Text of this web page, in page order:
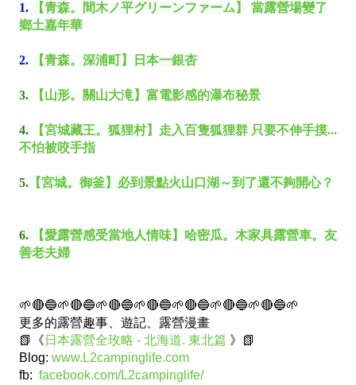
1.
【青森。間木ノ平グリーンファーム】 當露營場變了
鄉土嘉年華
2. 【青森。 深浦町】日本一銀杏
3. 【山形。 關山大滝】富電影感的瀑布秘景
4. 【宮城藏王。 狐狸村】走入百隻狐狸群 只要不伸手摸...
不怕被咬手指
5. 【宮城。御釜】必到景點火山口湖～到了還不夠開心？
6.
【愛露營感受當地人情味】哈密瓜。木家具露營車。友
善老夫婦
🌱🔴🔵🌱🔴🔵🌱🔴🔵🌱🔴🔵🌱🔴🔵🌱🔴🔵🌱🔴🔵🌱
更多的露營趣事、遊記、露營漫畫
📗《 日本露營全玫略 - 北海道. 東北篇 》📗
Blog: www.L2campinglife.com
fb: facebook.com/L2campinglife/